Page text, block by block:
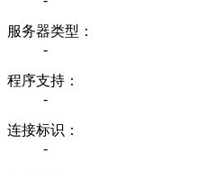
服务器类型：
-
程序支持：
-
连接标识：
-